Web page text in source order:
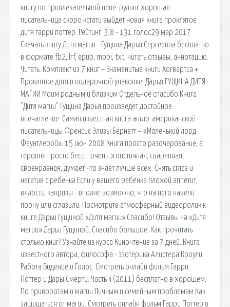
книгу по привлекательной цене. рулинг хорошая
писательница скоро кстати выйдет новая книга проклятое
дитя гарри поттер. Рейтинг: 3,8 - 131 голос29 мар 2017
Скачать книгу Дитя магии - Гущина Дарья Сергеевна бесплатно
в формате fb2, lrf, epub, mobi, txt, читать отзывы, аннотацию.
Читать. Комплект из 7 книг + Знаменитые книги Хогвартса +
Проклятое дитя в подарочной упаковке. Дарья ГУЩИНА ДИТЯ
МАГИИ Моим родным и близким Отдельное спасибо Книга
"Дитя магии" Гущина Дарья произведет достойное
впечатление. Самая известная книга англо-американской
писательницы Френсис Элизы Бёрнетт – «Маленький лорд
Фаунтлерой». 15 июн 2008 Книга просто разочарование, а
героиня просто бесит: очень эгоистичная, сварливая,
своенравная, думает что знает лучше всех. Снять сглаз и
негатив с ребенка Если у вашего ребёнка плохой аппетит,
вялость, капризы - вполне возможно, что на него навели
порчу или сглазили. Посмотрите атмосферный видеоролик к
книге Дарьи Гущиной «Дитя магии» Спасибо! Отзывы на «Дитя
магии» Дарьи Гущиной. Спасибо большое. Как прочитать
столько книг? Узнайте из курса Киночтение за 7 дней. Книга
известного автора, философа - эзотерика Алистера Кроули.
Работа Видение и Голос. Смотреть онлайн фильм Гарри
Поттер и Дары Смерти: Часть ii (2011) бесплатно в хорошем.
По приворотам и магии Личным и семейным проблемам Как
защищаться от магии. Смотреть онлайн фильм Гарри Поттер и